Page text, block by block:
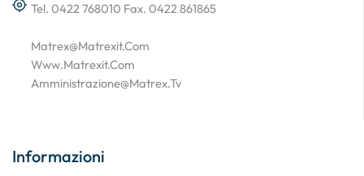
Tel. 0422 768010 Fax. 0422 861865
Matrex@matrexit.com
Www.matrexit.com
Amministrazione@matrex.tv
Informazioni